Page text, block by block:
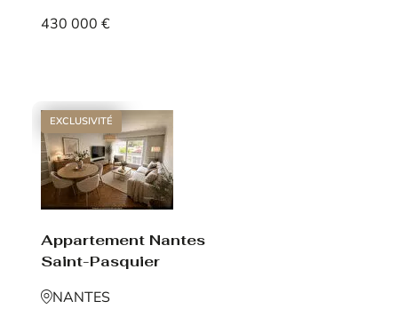
430 000 €
EXCLUSIVITÉ
Appartement Nantes
Saint-Pasquier
NANTES